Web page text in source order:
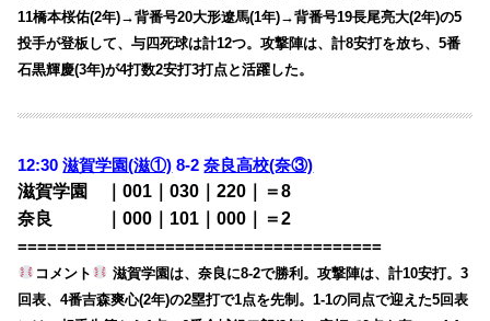
11橋本桜佑(2年)→背番号20大形遼馬(1年)→背番号19長尾亮大(2年)の5
投手が登板して、与四死球は計12つ。攻撃陣は、計8安打を放ち、5番
石黒輝慶(3年)が4打数2安打3打点と活躍した。
12:30滋賀学園(滋①) 8-2奈良高校(奈③)
滋賀学園 ｜001｜030｜220｜＝8
奈良 ｜000｜101｜000｜＝2
=====================================
コメント
滋賀学園は、奈良に8-2で勝利。攻撃陣は、計10安打。3
回表、4番吉森爽心(2年)の2塁打で1点を先制。1-1の同点で迎えた5回表